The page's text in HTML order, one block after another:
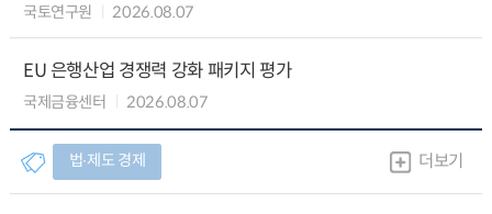
국토연구원 2026.08.07
EU 은행산업 경쟁력 강화 패키지 평가
국제금융센터 2026.08.07
법∙제도 경제 더보기